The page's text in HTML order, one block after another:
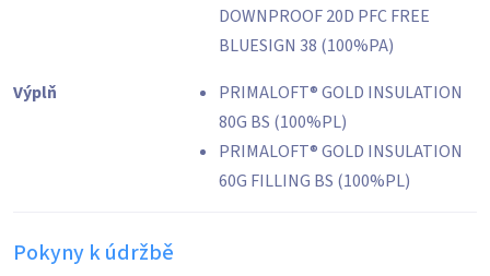
DOWNPROOF 20D PFC FREE
BLUESIGN 38 (100%PA)
Výplň
PRIMALOFT® GOLD INSULATION
80G BS (100%PL)
PRIMALOFT® GOLD INSULATION
60G FILLING BS (100%PL)
Pokyny k údržbě